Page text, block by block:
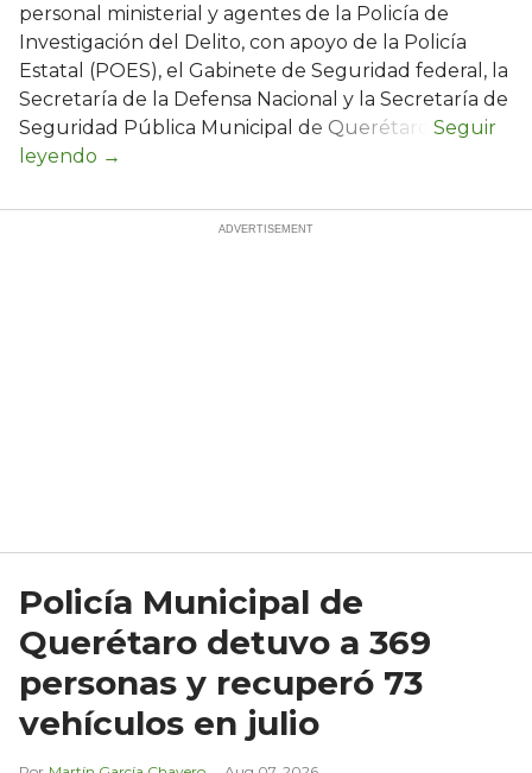
personal ministerial y agentes de la Policía de
Investigación del Delito, con apoyo de la Policía
Estatal (POES), el Gabinete de Seguridad federal, la
Secretaría de la Defensa Nacional y la Secretaría de
Seguridad Pública Municipal de Querétaro.
Policía Municipal de
Querétaro detuvo a 369
personas y recuperó 73
vehículos en julio